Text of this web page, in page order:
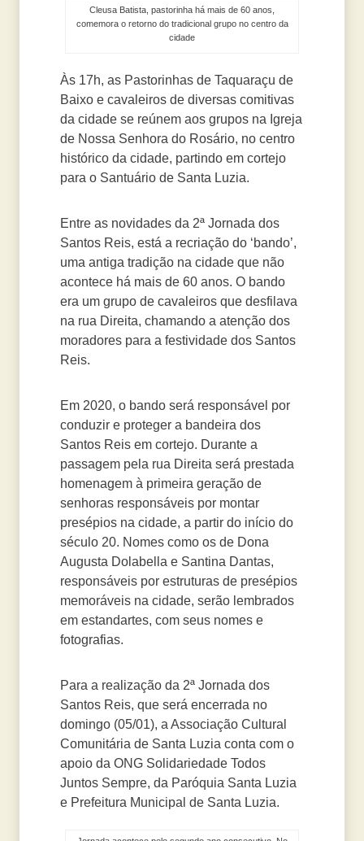
Cleusa Batista, pastorinha há mais de 60 anos,
comemora o retorno do tradicional grupo no centro da
cidade
Às 17h, as Pastorinhas de Taquaraçu de
Baixo e cavaleiros de diversas comitivas
da cidade se reúnem aos grupos na Igreja
de Nossa Senhora do Rosário, no centro
histórico da cidade, partindo em cortejo
para o Santuário de Santa Luzia.
Entre as novidades da 2ª Jornada dos
Santos Reis, está a recriação do ‘bando’,
uma antiga tradição na cidade que não
acontece há mais de 60 anos. O bando
era um grupo de cavaleiros que desfilava
na rua Direita, chamando a atenção dos
moradores para a festividade dos Santos
Reis.
Em 2020, o bando será responsável por
conduzir e proteger a bandeira dos
Santos Reis em cortejo. Durante a
passagem pela rua Direita será prestada
homenagem à primeira geração de
senhoras responsáveis por montar
presépios na cidade, a partir do início do
século 20. Nomes como os de Dona
Augusta Dolabella e Santina Dantas,
responsáveis por estruturas de presépios
memoráveis na cidade, serão lembrados
em estandartes, com seus nomes e
fotografias.
Para a realização da 2ª Jornada dos
Santos Reis, que será encerrada no
domingo (05/01), a Associação Cultural
Comunitária de Santa Luzia conta com o
apoio da ONG Solidariedade Todos
Juntos Sempre, da Paróquia Santa Luzia
e Prefeitura Municipal de Santa Luzia.